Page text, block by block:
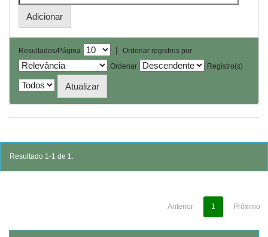
Resultados/Página |
Ordenar registros por
Ordenar
Registro(s)
Resultado 1-1 de 1.
Anterior 1 Próximo